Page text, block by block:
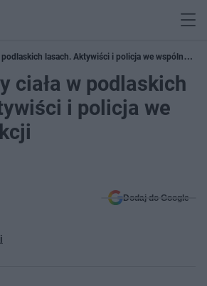
podlaskich lasach. Aktywiści i policja we wspólnej
ciała w podlaskich
i policja we
Dodaj do Google